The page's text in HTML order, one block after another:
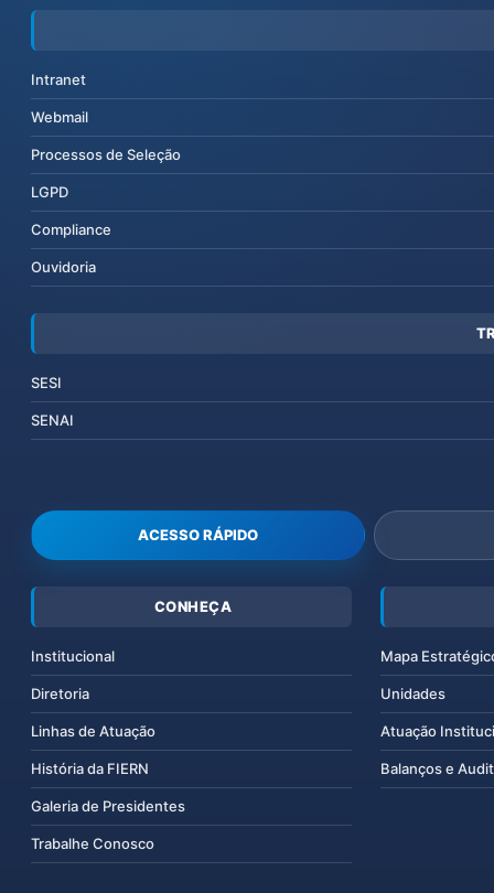
Intranet
Webmail
Processos de Seleção
LGPD
Compliance
Ouvidoria
SESI
SENAI
ACESSO RÁPIDO
CONHEÇA
Institucional
Diretoria
Linhas de Atuação
História da FIERN
Galeria de Presidentes
Trabalhe Conosco
Mapa
Unidades
Atuação
Balanços e